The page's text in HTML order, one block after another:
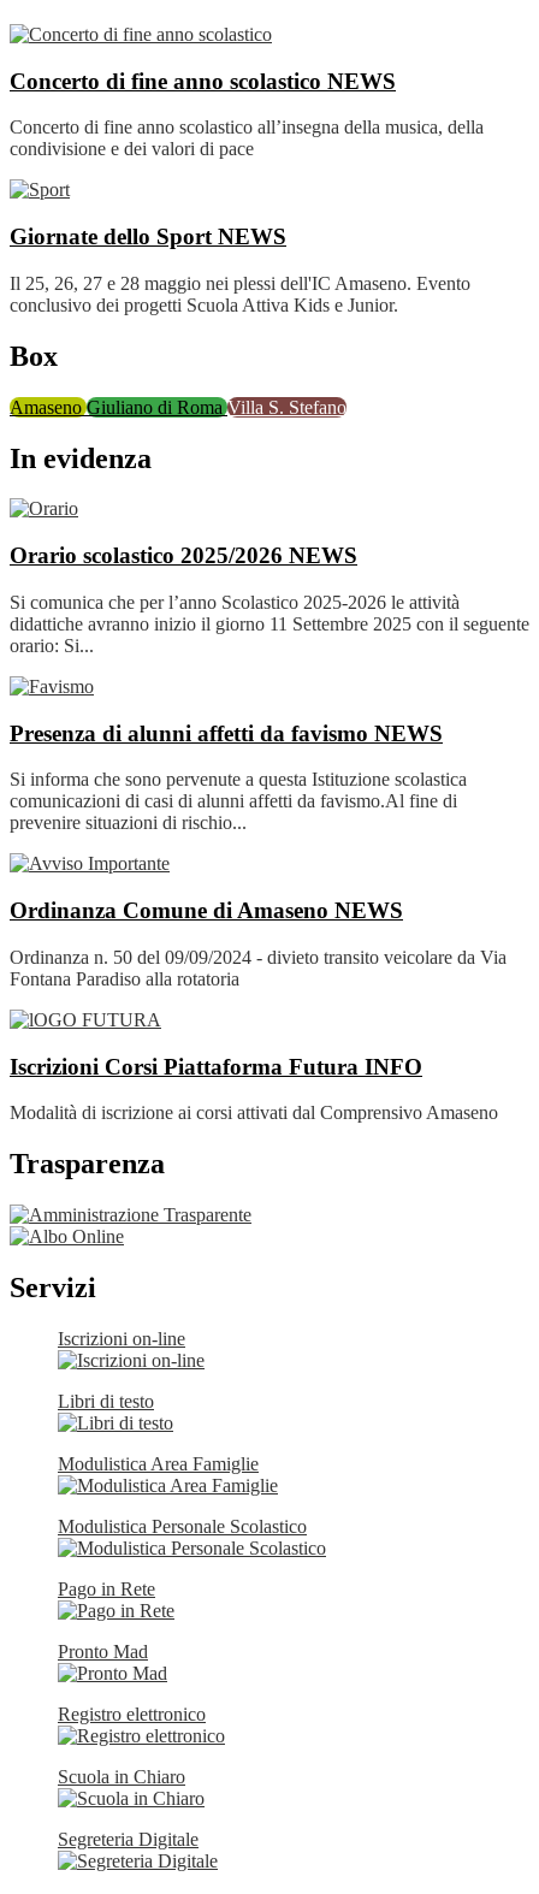
Concerto di fine anno scolastico NEWS
Concerto di fine anno scolastico all’insegna della musica, della
condivisione e dei valori di pace
Giornate dello Sport NEWS
Il 25, 26, 27 e 28 maggio nei plessi dell'IC Amaseno. Evento
conclusivo dei progetti Scuola Attiva Kids e Junior.
Box
AmasenoGiuliano di RomaVilla S. Stefano
In evidenza
Orario scolastico 2025/2026 NEWS
Si comunica che per l’anno Scolastico 2025-2026 le attività
didattiche avranno inizio il giorno 11 Settembre 2025 con il seguente
orario: Si...
Presenza di alunni affetti da favismo NEWS
Si informa che sono pervenute a questa Istituzione scolastica
comunicazioni di casi di alunni affetti da favismo.Al fine di
prevenire situazioni di rischio...
Ordinanza Comune di Amaseno NEWS
Ordinanza n. 50 del 09/09/2024 - divieto transito veicolare da Via
Fontana Paradiso alla rotatoria
Iscrizioni Corsi Piattaforma Futura INFO
Modalità di iscrizione ai corsi attivati dal Comprensivo Amaseno
Trasparenza
Servizi
Iscrizioni on-line
Libri di testo
Modulistica Area Famiglie
Modulistica Personale Scolastico
Pago in Rete
Pronto Mad
Registro elettronico
Scuola in Chiaro
Segreteria Digitale